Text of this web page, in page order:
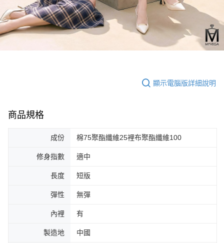
顯示電腦版詳細說明
商品規格
成份 棉75聚酯纖維25裡布聚酯纖維100
修身指數 適中
長度 短版
彈性 無彈
內裡 有
製造地 中國